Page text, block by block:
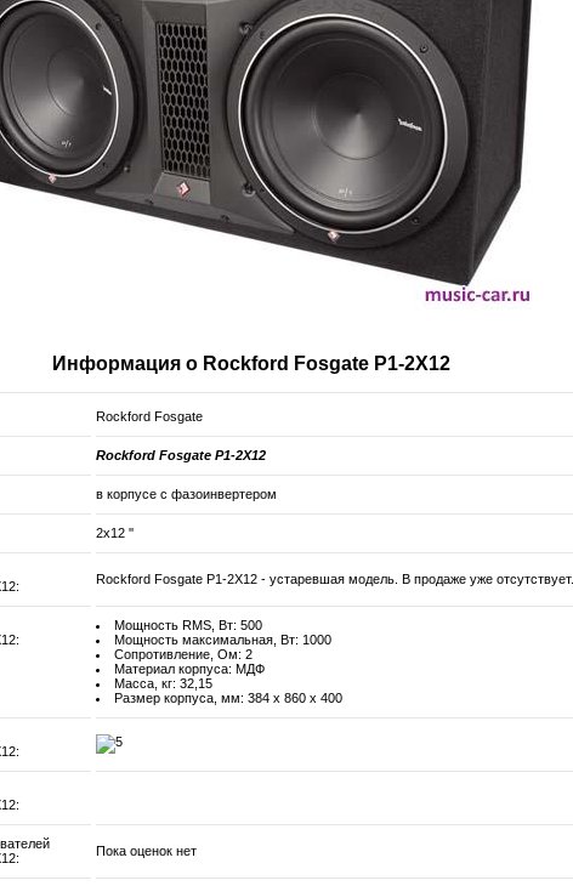
Информация о Rockford Fosgate P1-2X12
Rockford Fosgate
Rockford Fosgate P1-2X12
в корпусе с фазоинвертером
2x12 ''
Rockford Fosgate P1-2X12 - устаревшая модель. В продаже уже отсутствует.
Мощность RMS, Вт: 500
Мощность максимальная, Вт: 1000
Сопротивление, Ом: 2
Материал корпуса: МДФ
Масса, кг: 32,15
Размер корпуса, мм: 384 x 860 x 400
Пока оценок нет